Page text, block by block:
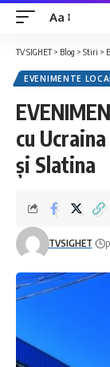
Font
Resizer
Aa
TV SIGHET> Blog > Stiri >
EVENIMENTE
cu
și Slatina
TVSIGHET